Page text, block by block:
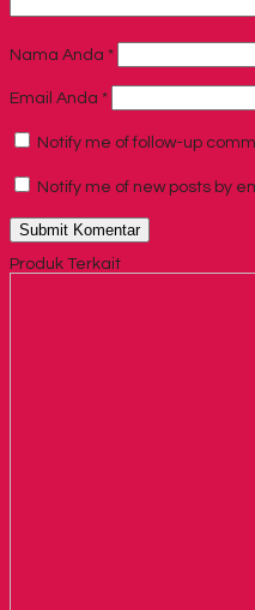
Nama Anda *
Email Anda *
Notify me of follow-up
Notify me of new posts by
Produk Terkait